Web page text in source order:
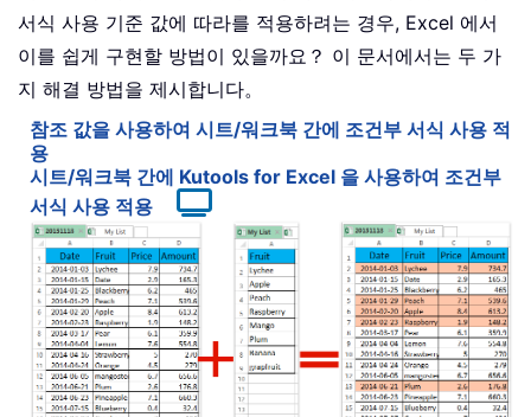
서식 사용 기준 값에 따라를 적용하려는 경우, Excel 에서
이를 쉽게 구현할 방법이 있을까요？ 이 문서에서는 두 가
지 해결 방법을 제시합니다。
참조 값을 사용하여 시트/워크북 간에 조건부 서식 사용 적
용
시트/워크북 간에 Kutools for Excel 을 사용하여 조건부
서식 사용 적용